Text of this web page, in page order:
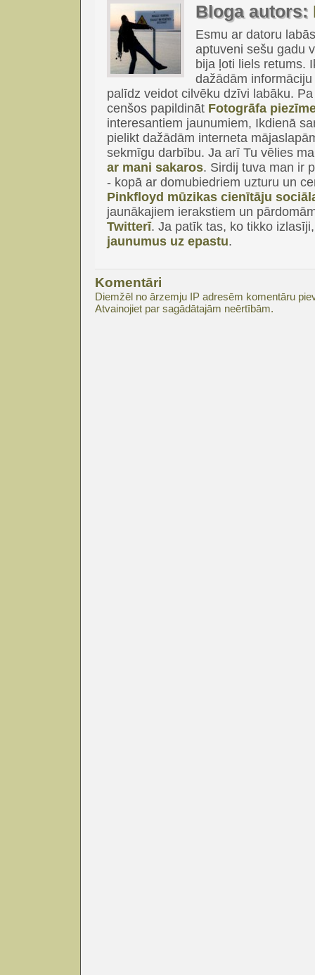
Bloga autors:
Esmu ar datoru
aptuveni sešu gadu
bija ļoti liels retums.
dažādām
palīdz veidot cilvēku dzīvi labāku.
cenšos papildināt Fotogrāfa
interesantiem jaunumiem, Ikdienā
pielikt dažādām interneta
sekmīgu darbību. Ja arī Tu vēlies
ar mani sakaros. Sirdij tuva man ir
- kopā ar domubiedriem uzturu un
Pinkfloyd mūzikas cienītāju
jaunākajiem ierakstiem un
Twitterī. Ja patīk tas, ko tikko
jaunumus uz epastu.
Komentāri
Diemžēl no ārzemju IP adresēm komentāru
Atvainojiet par sagādātajām neērtībām.